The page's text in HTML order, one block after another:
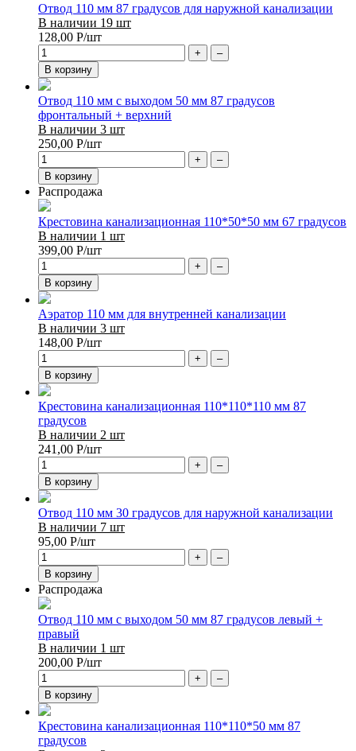
Отвод 110 мм 87 градусов для наружной канализации
В наличии 19 шт
128,00 Р/шт
+
–
В корзину
Отвод 110 мм с выходом 50 мм 87 градусов
фронтальный + верхний
В наличии 3 шт
250,00 Р/шт
+
–
В корзину
Распродажа
Крестовина канализационная 110*50*50 мм 67 градусов
В наличии 1 шт
399,00 Р/шт
+
–
В корзину
Аэратор 110 мм для внутренней канализации
В наличии 3 шт
148,00 Р/шт
+
–
В корзину
Крестовина канализационная 110*110*110 мм 87
градусов
В наличии 2 шт
241,00 Р/шт
+
–
В корзину
Отвод 110 мм 30 градусов для наружной канализации
В наличии 7 шт
95,00 Р/шт
+
–
В корзину
Распродажа
Отвод 110 мм с выходом 50 мм 87 градусов левый +
правый
В наличии 1 шт
200,00 Р/шт
+
–
В корзину
Крестовина канализационная 110*110*50 мм 87
градусов